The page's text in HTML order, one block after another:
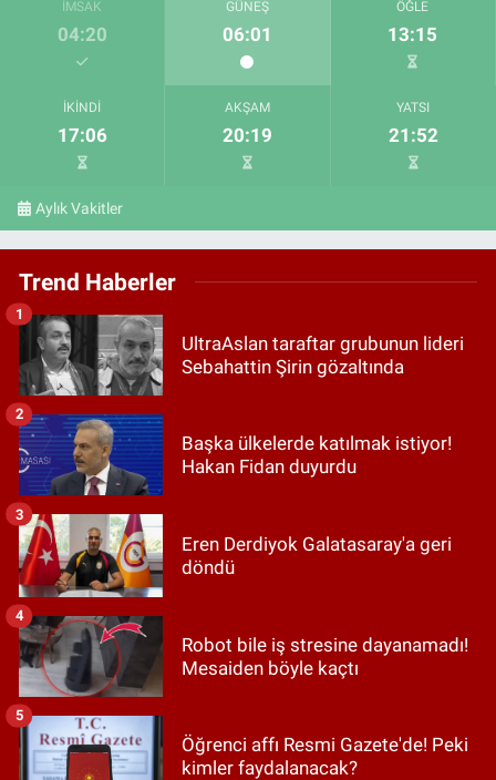
İMSAK
04:20
GÜNEŞ
06:01
ÖĞLE
13:15
İKINDI
17:06
AKŞAM
20:19
YATSI
21:52
Aylık Vakitler
Trend Haberler
UltraAslan taraftar grubunun lideri
Sebahattin Şirin gözaltında
1
Başka ülkelerde katılmak istiyor!
Hakan Fidan duyurdu
2
Eren Derdiyok Galatasaray'a geri
döndü
3
Robot bile iş stresine dayanamadı!
Mesaiden böyle kaçtı
4
Öğrenci affı Resmi Gazete'de! Peki
kimler faydalanacak?
5